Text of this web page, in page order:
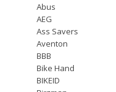
Abus
AEG
Ass Savers
Aventon
BBB
Bike Hand
BIKEID